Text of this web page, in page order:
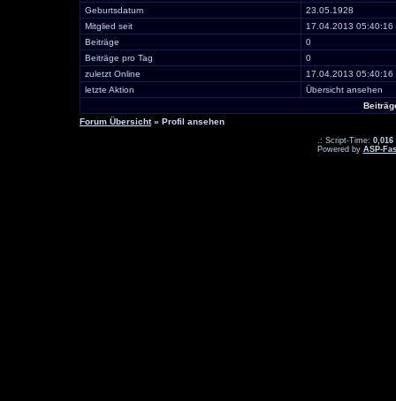
Geburtsdatum
23.05.1928
Mitglied seit
17.04.2013 05:40:16
Beiträge
0
Beiträge pro Tag
0
zuletzt Online
17.04.2013 05:40:16
letzte Aktion
Übersicht ansehen
Forum Übersicht» Profil ansehen
.: Script-Time: 0,016
Powered by ASP-